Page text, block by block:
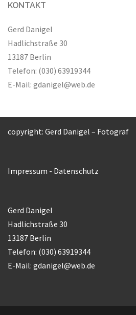
KONTAKT
Gerd Danigel
Hadlichstraße 30
13187 Berlin
Telefon: (030) 63919344
E-Mail: gdanigel@web.de
copyright: Gerd Danigel – Fotograf
Impressum - Datenschutz
Gerd Danigel
Hadlichstraße 30
13187 Berlin
Telefon: (030) 63919344
E-Mail: gdanigel@web.de